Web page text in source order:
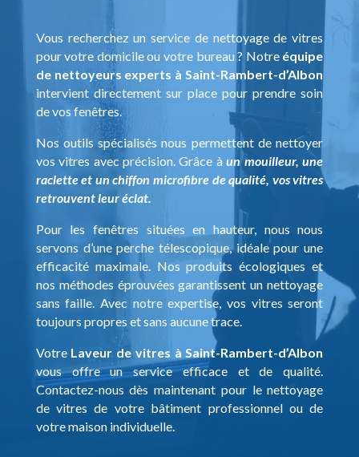
Vous recherchez un service de nettoyage de vitres
pour votre domicile ou votre bureau ? Notre équipe
de nettoyeurs experts à Saint-Rambert-d’Albon
intervient directement sur place pour prendre soin
de vos fenêtres.
Nos outils spécialisés nous permettent de nettoyer
vos vitres avec précision. Grâce àun mouilleur, une
raclette et un chiffon microfibre de qualité, vos vitres
retrouvent leur éclat.
Pour les fenêtres situées en hauteur, nous nous
servons d’une perche télescopique, idéale pour une
efficacité maximale. Nos produits écologiques et
nos méthodes éprouvées garantissent un nettoyage
sans faille. Avec notre expertise, vos vitres seront
toujours propres et sans aucune trace.
Votre Laveur de vitres à Saint-Rambert-d’Albon
vous offre un service efficace et de qualité.
Contactez-nous dès maintenant pour le nettoyage
de vitres de votre bâtiment professionnel ou de
votre maison individuelle.